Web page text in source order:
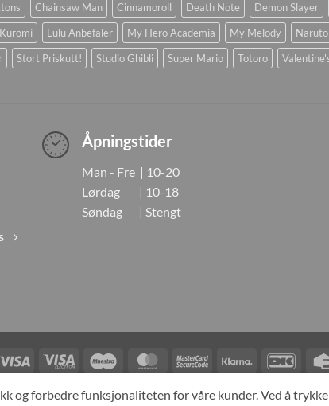
Chainsaw Man Cinnamoroll Death Note Demon Slayer
Kuromi Lulu Anbefaler My Hero Academia My Melody Naruto
Stort Priskutt! Studio Ghibli Super Mario Totoro
Åpningstider
Man - Fre | 10-20
Lørdag | 10-18
Søndag | Stengt
Visa
Visa
Electron
Maestro MasterCardMasterCard
2
Klarna
KONTAKT OSS OM OSS SPESIALBESTILLING MIN
og forbedre funksjonaliteten for våre kunder. Ved å